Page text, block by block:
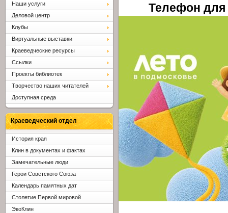
Телефон для
Наши услуги
Деловой центр
Клубы
Виртуальные выставки
Краеведческие ресурсы
Ссылки
Проекты библиотек
Творчество наших читателей
Доступная среда
Краеведческий отдел
История края
Клин в документах и фактах
Замечательные люди
Герои Советского Союза
Календарь памятных дат
Столетие Первой мировой
ЭкоКлин